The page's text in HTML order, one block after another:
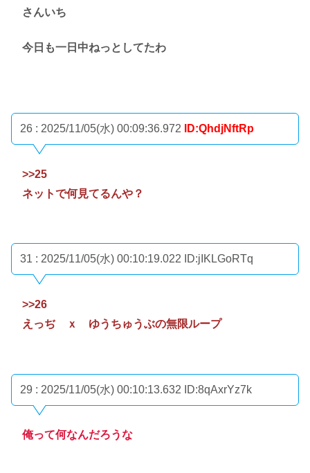
さんいち
今日も一日中ねっとしてたわ
26 : 2025/11/05(水) 00:09:36.972 ID:QhdjNftRp
>>25
ネットで何見てるんや？
31 : 2025/11/05(水) 00:10:19.022 ID:jIKLGoRTq
>>26
えっぢ ｘ ゆうちゅうぶの無限ループ
29 : 2025/11/05(水) 00:10:13.632 ID:8qAxrYz7k
俺って何なんだろうな